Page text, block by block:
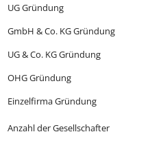
UG Gründung
GmbH & Co. KG Gründung
UG & Co. KG Gründung
OHG Gründung
Einzelfirma Gründung
Anzahl der Gesellschafter